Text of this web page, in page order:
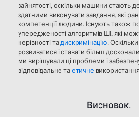
зайнятості, оскільки машини стають
здатними виконувати завдання, які
компетенції людини. Існують також
упередженості алгоритмів ШІ, які
нерівності тадискримінацію.
розвиватися і ставати більш
ми вирішували ці проблеми і
відповідальне таетичне
Висновок.